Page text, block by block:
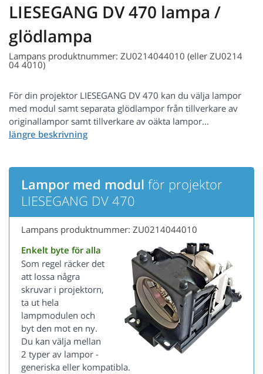
LIESEGANG DV 470 lampa /
glödlampa
Lampans produktnummer: ZU0214044010 (eller ZU0214
04 4010)
För din projektor LIESEGANG DV 470 kan du välja lampor
med modul samt separata glödlampor från tillverkare av
originallampor samt tillverkare av oäkta lampor...
Lampor med modul för projektor
LIESEGANG DV 470
Lampans produktnummer: ZU0214044010
Enkelt byte för alla
Som regel räcker det
att lossa några
skruvar i projektorn,
ta ut hela
lampmodulen och
byt den mot en ny.
Du kan välja mellan
2 typer av lampor -
generiska eller kompatibla.